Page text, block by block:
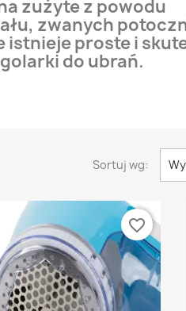
zużyte z powodu
zwanych
istnieje proste i
do ubrań.
Sortuj wg:
favorite_border